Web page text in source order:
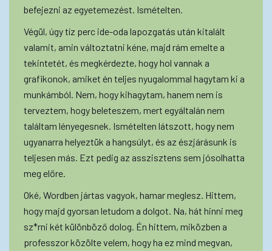
befejezni az egyetemezést. Ismételten.
Végül, úgy tíz perc ide-oda lapozgatás után kitalált
valamit, amin változtatni kéne, majd rám emelte a
tekintetét, és megkérdezte, hogy hol vannak a
grafikonok, amiket én teljes nyugalommal hagytam ki a
munkámból. Nem, hogy kihagytam, hanem nem is
terveztem, hogy beleteszem, mert egyáltalán nem
találtam lényegesnek. Ismételten látszott, hogy nem
ugyanarra helyeztük a hangsúlyt, és az észjárásunk is
teljesen más. Ezt pedig az asszisztens sem jósolhatta
meg előre.
Oké, Wordben jártas vagyok, hamar meglesz. Hittem,
hogy majd gyorsan letudom a dolgot. Na, hát hinni meg
sz*rni két különböző dolog. Én hittem, miközben a
professzor közölte velem, hogy ha ez mind megvan,